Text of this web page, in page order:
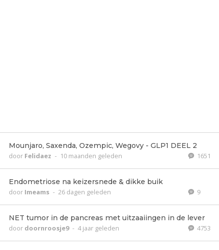
Mounjaro, Saxenda, Ozempic, Wegovy - GLP1 DEEL 2
door Felidaez - 10 maanden geleden 1651
Endometriose na keizersnede & dikke buik
door Imeams - 26 dagen geleden 9
NET tumor in de pancreas met uitzaaiingen in de lever
door doornroosje9 - 4 jaar geleden 4753